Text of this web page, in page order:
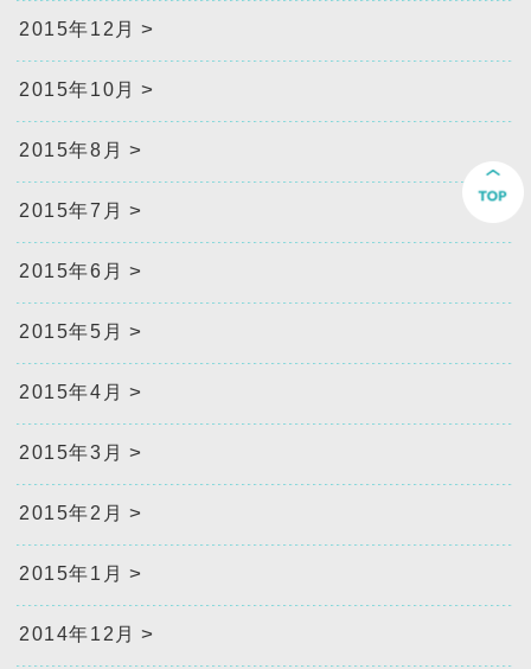
2015年12月
2015年10月
2015年8月
2015年7月
2015年6月
2015年5月
2015年4月
2015年3月
2015年2月
2015年1月
2014年12月